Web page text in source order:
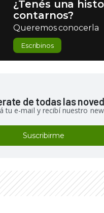
¿Tenés una
contarnos?
Queremos conocerla
Escribinos
de todas las
tu e-mail y recibí nuestro
Suscribirme